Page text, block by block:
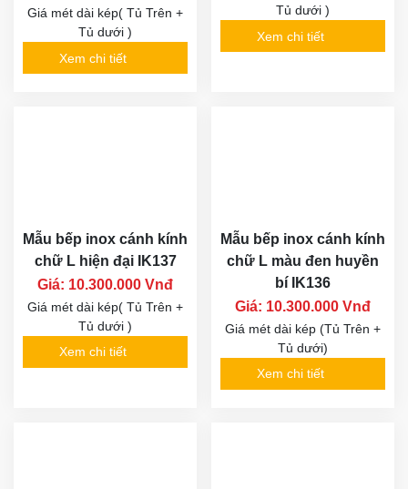
Giá mét dài kép( Tủ Trên +
Tủ dưới )
Xem chi tiết
Tủ dưới )
Xem chi tiết
Mẫu bếp inox cánh kính
chữ L hiện đại IK137
Giá: 10.300.000 Vnđ
Giá mét dài kép( Tủ Trên +
Tủ dưới )
Xem chi tiết
Mẫu bếp inox cánh kính
chữ L màu đen huyền
bí IK136
Giá: 10.300.000 Vnđ
Giá mét dài kép (Tủ Trên +
Tủ dưới)
Xem chi tiết